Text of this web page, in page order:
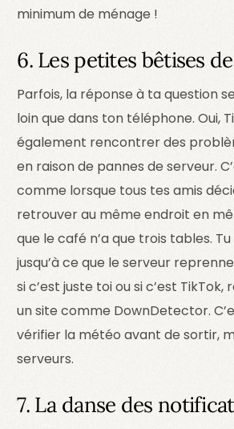
minimum de ménage !
6. Les petites bêtises
Parfois, la réponse à ta question
loin que dans ton téléphone. Oui,
également rencontrer des
en raison de pannes de serveur.
comme lorsque tous tes amis
retrouver au même endroit en
que le café n’a que trois tables.
jusqu’à ce que le serveur
si c’est juste toi ou si c’est
un site comme DownDetector.
vérifier la météo avant de sortir,
serveurs.
7. La danse des